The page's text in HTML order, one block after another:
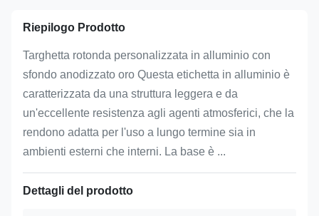
Riepilogo Prodotto
Targhetta rotonda personalizzata in alluminio con
sfondo anodizzato oro Questa etichetta in alluminio è
caratterizzata da una struttura leggera e da
un'eccellente resistenza agli agenti atmosferici, che la
rendono adatta per l'uso a lungo termine sia in
ambienti esterni che interni. La base è ...
Dettagli del prodotto